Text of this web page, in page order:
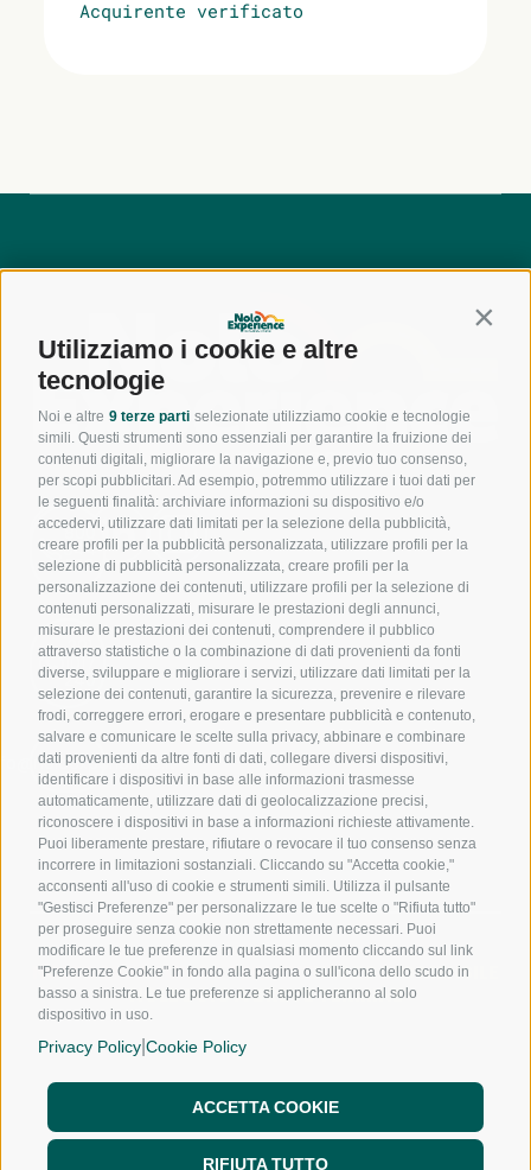
Utilizziamo i cookie e altre
tecnologie
Noi e altre 9 terze parti selezionate utilizziamo cookie e tecnologie
simili. Questi strumenti sono essenziali per garantire la fruizione dei
contenuti digitali, migliorare la navigazione e, previo tuo consenso,
per scopi pubblicitari. Ad esempio, potremmo utilizzare i tuoi dati per
le seguenti finalità: archiviare informazioni su dispositivo e/o
accedervi, utilizzare dati limitati per la selezione della pubblicità,
creare profili per la pubblicità personalizzata, utilizzare profili per la
selezione di pubblicità personalizzata, creare profili per la
personalizzazione dei contenuti, utilizzare profili per la selezione di
contenuti personalizzati, misurare le prestazioni degli annunci,
misurare le prestazioni dei contenuti, comprendere il pubblico
attraverso statistiche o la combinazione di dati provenienti da fonti
diverse, sviluppare e migliorare i servizi, utilizzare dati limitati per la
selezione dei contenuti, garantire la sicurezza, prevenire e rilevare
frodi, correggere errori, erogare e presentare pubblicità e contenuto,
salvare e comunicare le scelte sulla privacy, abbinare e combinare
dati provenienti da altre fonti di dati, collegare diversi dispositivi,
identificare i dispositivi in base alle informazioni trasmesse
automaticamente, utilizzare dati di geolocalizzazione precisi,
riconoscere i dispositivi in base a informazioni richieste attivamente.
Puoi liberamente prestare, rifiutare o revocare il tuo consenso senza
incorrere in limitazioni sostanziali. Cliccando su "Accetta cookie,"
acconsenti all'uso di cookie e strumenti simili. Utilizza il pulsante
"Gestisci Preferenze" per personalizzare le tue scelte o "Rifiuta tutto"
per proseguire senza cookie non strettamente necessari. Puoi
modificare le tue preferenze in qualsiasi momento cliccando sul link
"Preferenze Cookie" in fondo alla pagina o sull'icona dello scudo in
basso a sinistra. Le tue preferenze si applicheranno al solo
dispositivo in uso.
Privacy Policy Cookie Policy
ACCETTA COOKIE
RIFIUTA TUTTO
Acquirente verificato
800
944
550
391
1017
240
NOLEGGIO A LUNGO TERMINENOLEGGIO MENSILE
NOLEGGIO A BREVE TERMINE
SEDI
FRANCHISING
NOLO WAY
BLOG
FAQ